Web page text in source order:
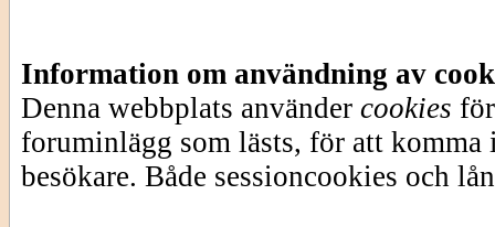
Information om användning av
Denna webbplats använder cookies
foruminlägg som lästs, för att
besökare. Både sessioncookies och